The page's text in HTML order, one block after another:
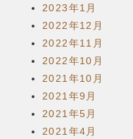
2023年1月
2022年12月
2022年11月
2022年10月
2021年10月
2021年9月
2021年5月
2021年4月